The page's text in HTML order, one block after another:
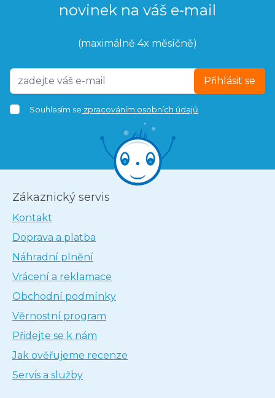
novinek na váš e-mail
(maximálně 4x měsíčně)
Přihlásit se
Souhlasím se zpracováním osobních údajů
Zákaznický servis
Kontakt
Doprava a platba
Náhradní plnění
Vrácení a reklamace
Obchodní podmínky
Věrnostní program
Přidejte se k nám
Jak ověřujeme recenze
Servis a služby